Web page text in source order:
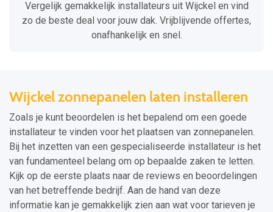
Vergelijk gemakkelijk installateurs uit Wijckel en vind
zo de beste deal voor jouw dak. Vrijblijvende offertes,
onafhankelijk en snel.
Wijckel zonnepanelen laten installeren
Zoals je kunt beoordelen is het bepalend om een goede
installateur te vinden voor het plaatsen van zonnepanelen.
Bij het inzetten van een gespecialiseerde installateur is het
van fundamenteel belang om op bepaalde zaken te letten.
Kijk op de eerste plaats naar de reviews en beoordelingen
van het betreffende bedrijf. Aan de hand van deze
informatie kan je gemakkelijk zien aan wat voor tarieven je